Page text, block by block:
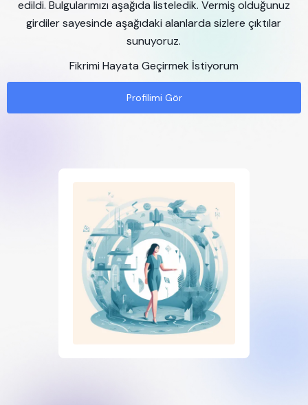
edildi. Bulgularımızı aşağıda listeledik. Vermiş olduğunuz
girdiler sayesinde aşağıdaki alanlarda sizlere çıktılar
sunuyoruz.
Fikrimi Hayata Geçirmek İstiyorum
Profilimi Gör